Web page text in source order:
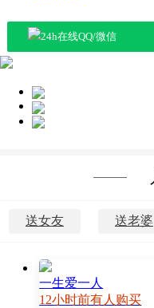
24h在线QQ/微信
送女友 送老婆
一生爱一人
12小时前有人购买